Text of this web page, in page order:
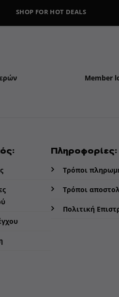
SHOP FOR HOT DEALS
Member
Πληροφορίες:
Τρόποι
Τρόποι
Πολιτική